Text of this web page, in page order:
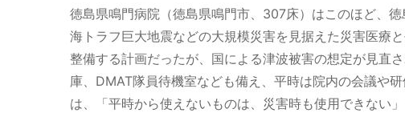
徳島県鳴門病院（徳島県鳴門市、307床）はこのほど、
海トラフ巨大地震などの大規模災害を見据えた災害医療
整備する計画だったが、国による津波被害の想定が見直
庫、DMAT隊員待機室なども備え、平時は院内の会議や
は、「平時から使えないものは、災害時も使用できない